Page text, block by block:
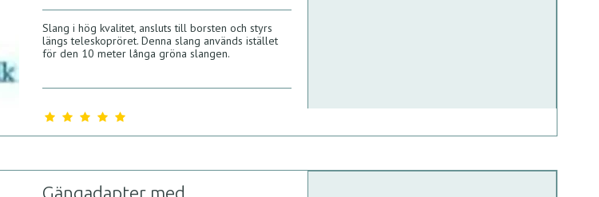
Slang i hög kvalitet, ansluts till borsten och styrs
längs teleskopröret. Denna slang används istället
för den 10 meter långa gröna slangen.
Gängadapter med